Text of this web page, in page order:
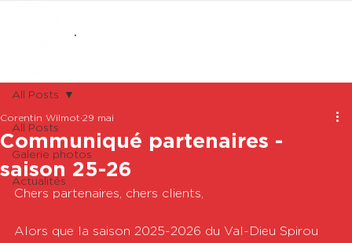
All Posts
Galerie photos
Actualités
All Posts
Communiqué partenaires -
saison 25-26
Corentin Wilmot 29 mai
Chers partenaires, chers clients,
Alors que la saison 2025-2026 du Val-Dieu Spirou